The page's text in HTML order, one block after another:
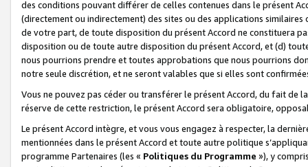
des conditions pouvant différer de celles contenues dans le présent
(directement ou indirectement) des sites ou des applications
de votre part, de toute disposition du présent Accord ne constituera
disposition ou de toute autre disposition du présent Accord, et (d)
nous pourrions prendre et toutes approbations que nous pourrions
notre seule discrétion, et ne seront valables que si elles sont
Vous ne pouvez pas céder ou transférer le présent Accord, du fait de
réserve de cette restriction, le présent Accord sera obligatoire,
Le présent Accord intègre, et vous vous engagez à respecter, la
mentionnées dans le présent Accord et toute autre politique
programme Partenaires (les « Politiques du Programme »), y